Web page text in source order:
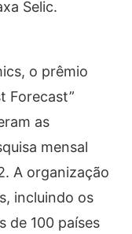
Selic.
o prêmio
Forecast”
as
mensal
A organização
incluindo os
de 100 países